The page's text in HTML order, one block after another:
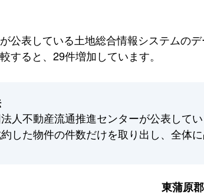
公表している土地総合情報システムの
すると、29件増加しています。
人不動産流通推進センターが公表して
した物件の件数だけを取り出し、全体
東蒲原